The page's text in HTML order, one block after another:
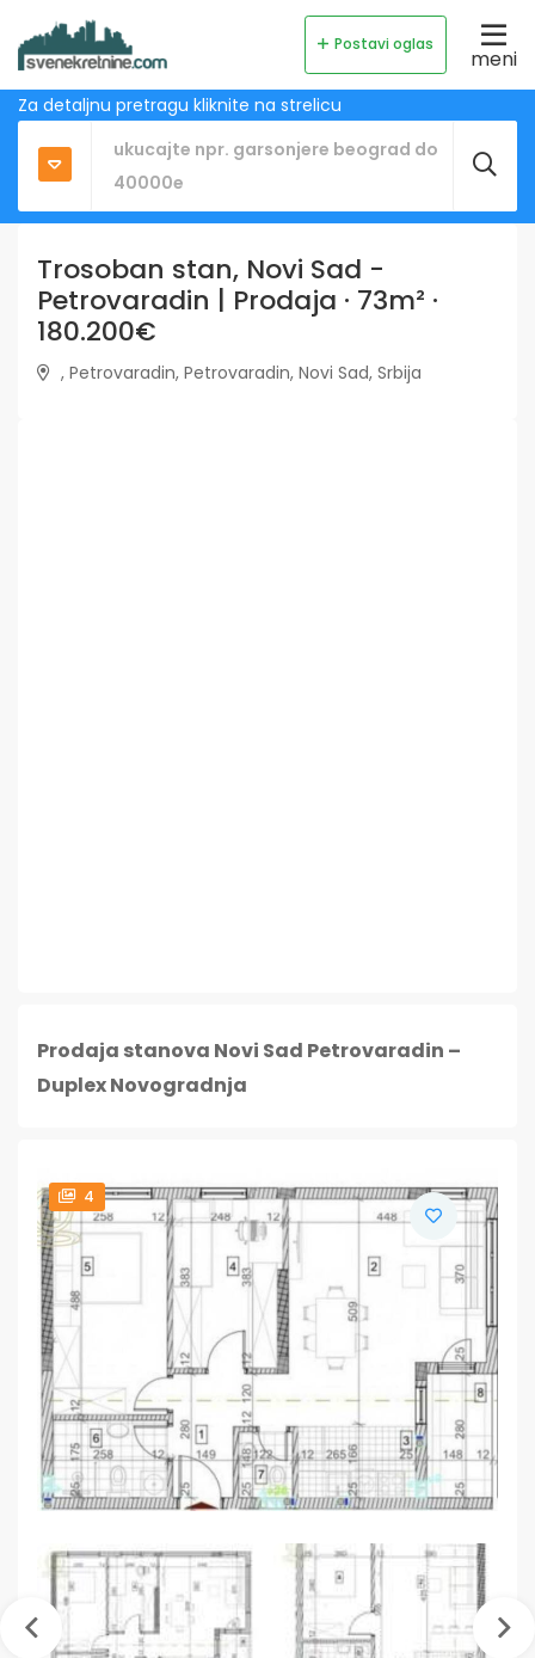
Postavi oglas
meni
Za detaljnu pretragu kliknite na strelicu
Trosoban stan, Novi Sad -
Petrovaradin | Prodaja · 73m² ·
180.200€
, Petrovaradin, Petrovaradin, Novi Sad, Srbija
Prodaja stanova Novi Sad Petrovaradin –
Duplex Novogradnja
4